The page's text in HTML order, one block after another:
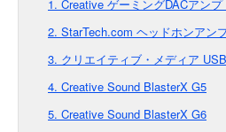
1. Creative ゲーミングDACアン
2. StarTech.com ヘッドホンアン
3. クリエイティブ・メディア
4. Creative Sound BlasterX G5
5. Creative Sound BlasterX G6